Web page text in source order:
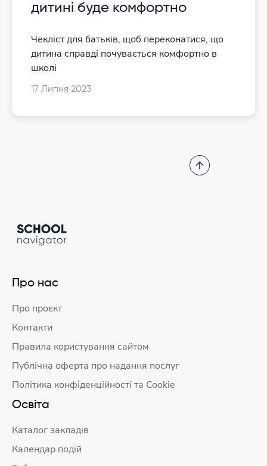
дитині буде комфортно
Чекліст для батьків, щоб переконатися, що
дитина справді почувається комфортно в
школі
17 Липня 2023
Про нас
Про проєкт
Контакти
Правила користування сайтом
Публічна оферта про надання послуг
Політика конфіденційності та Cookie
Освіта
Каталог закладів
Календар подій